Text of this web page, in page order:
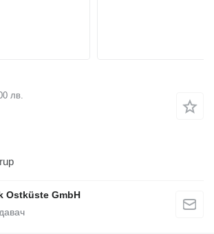
лв.
Ostküste GmbH